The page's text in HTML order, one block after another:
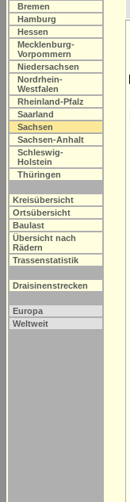
Bremen
Hamburg
Hessen
Mecklenburg-
Vorpommern
Niedersachsen
Nordrhein-
Westfalen
Rheinland-Pfalz
Saarland
Sachsen
Sachsen-Anhalt
Schleswig-
Holstein
Thüringen
Kreisübersicht
Ortsübersicht
Baulast
Übersicht nach
Rädern
Trassenstatistik
Draisinenstrecken
Europa
Weltweit